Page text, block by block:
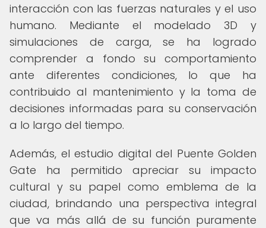
interacción con las fuerzas naturales y el uso
humano. Mediante el modelado 3D y
simulaciones de carga, se ha logrado
comprender a fondo su comportamiento
ante diferentes condiciones, lo que ha
contribuido al mantenimiento y la toma de
decisiones informadas para su conservación
a lo largo del tiempo.
Además, el estudio digital del Puente Golden
Gate ha permitido apreciar su impacto
cultural y su papel como emblema de la
ciudad, brindando una perspectiva integral
que va más allá de su función puramente